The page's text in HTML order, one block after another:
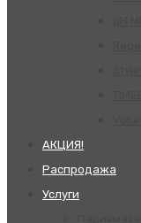
АКЦИЯ!
Распродажа
Услуги